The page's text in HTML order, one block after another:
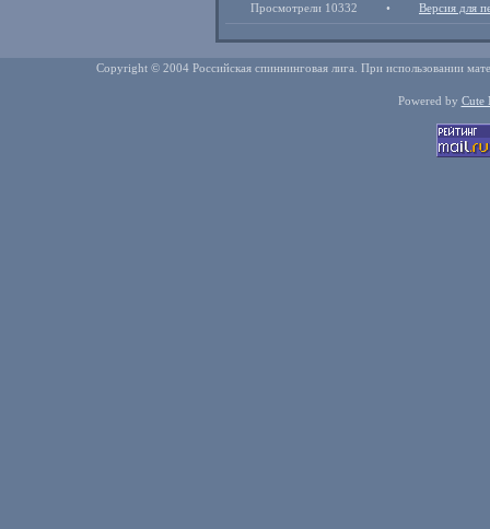
Просмотрели 10332 • Версия для
Copyright © 2004 Российская спиннинговая лига. При использовании
Powered by Cute